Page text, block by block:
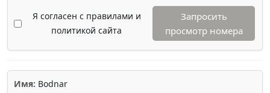
Я согласен с правилами и
политикой сайта
Запросить
просмотр номера
Имя: Bodnar